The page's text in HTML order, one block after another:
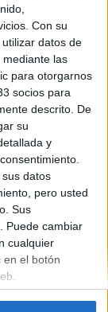
Con su
datos de
mediante las
para otorgarnos
socios para
descrito. De
su
y
datos
pero usted
Sus
Puede cambiar
cualquier
en el botón